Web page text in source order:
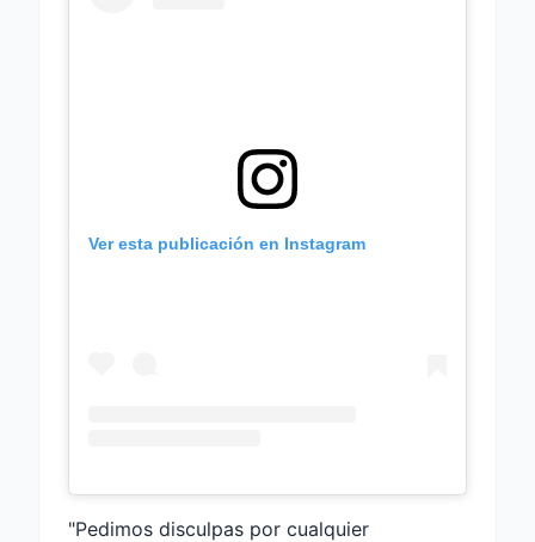
Ver esta publicación en Instagram
"Pedimos disculpas por cualquier